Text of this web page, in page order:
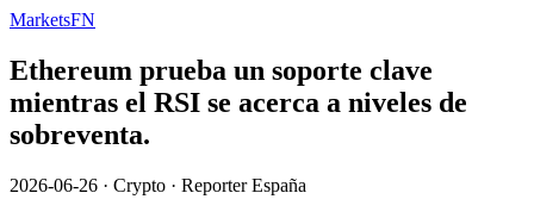
MarketsFN
Ethereum prueba un soporte clave
mientras el RSI se acerca a niveles de
sobreventa.
2026-06-26 · Crypto · Reporter España